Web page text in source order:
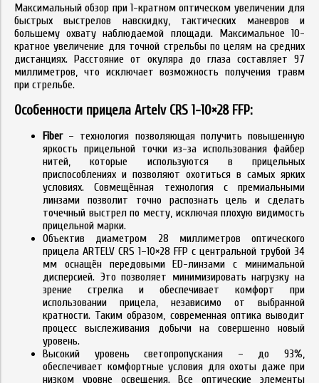
Максимальный обзор при 1-кратном оптическом увеличении для
быстрых выстрелов навскидку, тактических маневров и
большему охвату наблюдаемой площади. Максимальное 10-
кратное увеличение для точной стрельбы по целям на средних
дистанциях. Расстояние от окуляра до глаза составляет 97
миллиметров, что исключает возможность получения травм
при стрельбе.
Особенности прицела Artelv CRS 1-10×28 FFP:
Fiber – технология позволяющая получить повышенную
яркость прицельной точки из-за использования файбер
нитей, которые используются в прицельных
приспособлениях и позволяют охотиться в самых ярких
условиях. Совмещённая технология с премиальными
линзами позволит точно распознать цель и сделать
точечный выстрел по месту, исключая плохую видимость
прицельной марки.
Объектив
диаметром 28 миллиметров оптического
прицела ARTELV CRS 1–10×28 FFP с центральной трубой 34
мм оснащён передовыми ED-линзами с минимальной
дисперсией. Это позволяет минимизировать нагрузку на
зрение стрелка и обеспечивает комфорт при
использовании прицела, независимо от выбранной
кратности. Таким образом, современная оптика выводит
процесс выслеживания добычи на совершенно новый
уровень.
Высокий уровень светопропускания – до 93%,
обеспечивает комфортные условия для охоты даже при
низком уровне освещения. Все оптические элементы